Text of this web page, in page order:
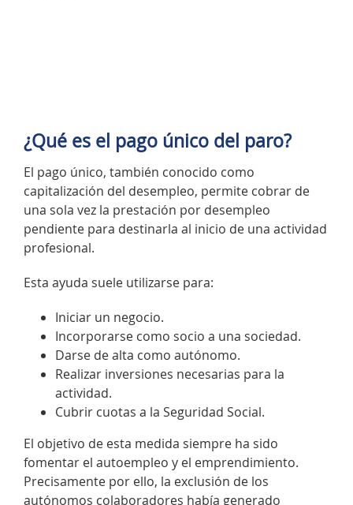
¿Qué es el pago único del paro?
El pago único, también conocido como
capitalización del desempleo, permite cobrar de
una sola vez la prestación por desempleo
pendiente para destinarla al inicio de una actividad
profesional.
Esta ayuda suele utilizarse para:
Iniciar un negocio.
Incorporarse como socio a una sociedad.
Darse de alta como autónomo.
Realizar inversiones necesarias para la
actividad.
Cubrir cuotas a la Seguridad Social.
El objetivo de esta medida siempre ha sido
fomentar el autoempleo y el emprendimiento.
Precisamente por ello, la exclusión de los
autónomos colaboradores había generado